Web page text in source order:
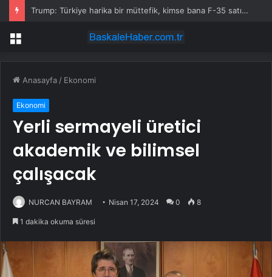
Trump: Türkiye harika bir müttefik, kimse bana F-35 satışı için ne yapmam gerektiğini söyleyemez
Menü
Anasayfa / Ekonomi
Ekonomi
Yerli sermayeli üretici
akademik ve bilimsel
çalışacak
NURCAN BAYRAM Nisan 17, 2024 0 8
1 dakika okuma süresi